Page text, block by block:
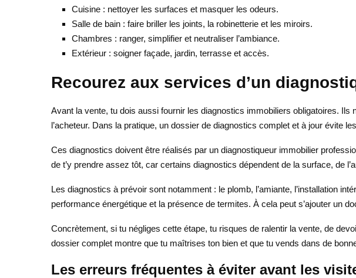
Cuisine : nettoyer les surfaces et masquer les odeurs.
Salle de bain : faire briller les joints, la robinetterie et les miroirs.
Chambres : ranger, simplifier et neutraliser l’ambiance.
Extérieur : soigner façade, jardin, terrasse et accès.
Recourez aux services d’un
Avant la vente, tu dois aussi fournir les diagnostics immobiliers obligatoires.
l’acheteur. Dans la pratique, un dossier de diagnostics complet et à jour évite
Ces diagnostics doivent être réalisés par un diagnostiqueur immobilier
de t’y prendre assez tôt, car certains diagnostics dépendent de la surface, de
Les diagnostics à prévoir sont notamment : le plomb, l’amiante, l’installation
performance énergétique et la présence de termites. À cela peut s’ajouter un
Concrètement, si tu négliges cette étape, tu risques de ralentir la vente, de
dossier complet montre que tu maîtrises ton bien et que tu vends dans de
Les erreurs fréquentes à éviter avant les